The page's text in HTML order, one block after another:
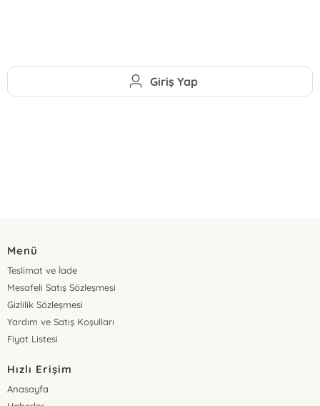
Giriş Yap
Menü
Teslimat ve İade
Mesafeli Satış Sözleşmesi
Gizlilik Sözleşmesi
Yardım ve Satış Koşulları
Fiyat Listesi
Hızlı Erişim
Anasayfa